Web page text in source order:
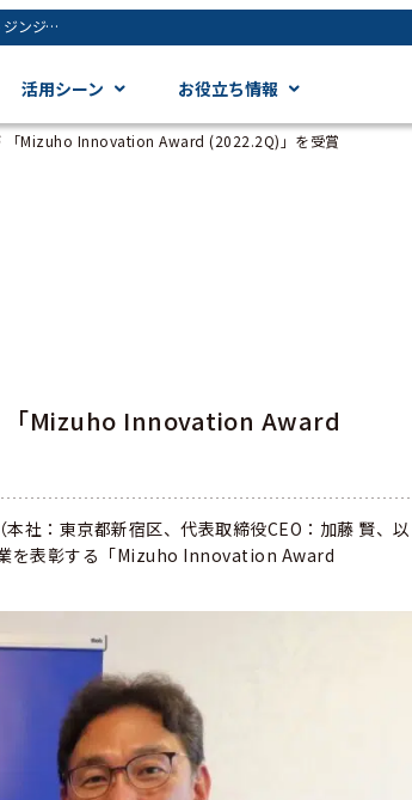
バックオフィス向けクラウドサービスを提供するjinjerが 「Mizuho Innovation Award (2022.2Q)」を受賞 - ジンジャー（jinjer）｜統合型人事システム
活用シーン お役立ち情報
「Mizuho Innovation Award (2022.2Q)」を受賞
「Mizuho Innovation Award
社：東京都新宿区、代表取締役CEO：加藤 賢、以
を表彰する「Mizuho Innovation Award